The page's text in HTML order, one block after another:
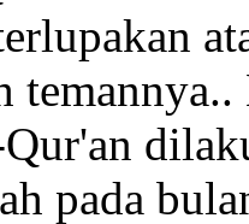
pada